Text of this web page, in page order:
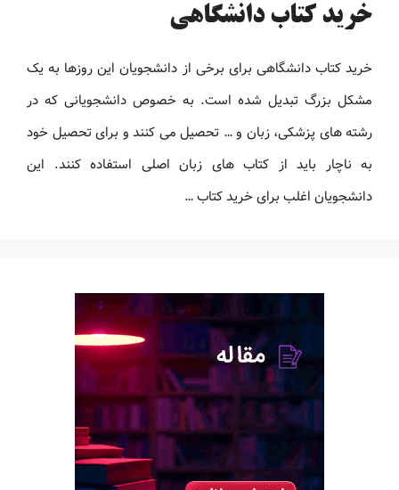
خرید کتاب دانشگاهی
خرید کتاب دانشگاهی برای برخی از دانشجویان این روزها به یک
مشکل بزرگ تبدیل شده است. به خصوص دانشجویانی که در
رشته های پزشکی، زبان و … تحصیل می کنند و برای تحصیل خود
به ناچار باید از کتاب های زبان اصلی استفاده کنند. این
دانشجویان اغلب برای خرید کتاب …